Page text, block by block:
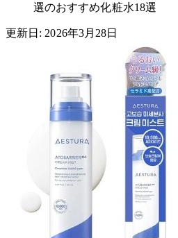
選のおすすめ化粧水18選
更新日: 2026年3月28日